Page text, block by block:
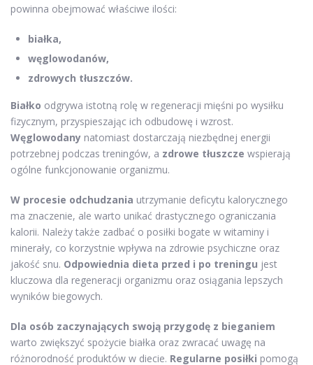
powinna obejmować właściwe ilości:
białka,
węglowodanów,
zdrowych tłuszczów.
Białko odgrywa istotną rolę w regeneracji mięśni po wysiłku
fizycznym, przyspieszając ich odbudowę i wzrost.
Węglowodany natomiast dostarczają niezbędnej energii
potrzebnej podczas treningów, a zdrowe tłuszcze wspierają
ogólne funkcjonowanie organizmu.
W procesie odchudzania utrzymanie deficytu kalorycznego
ma znaczenie, ale warto unikać drastycznego ograniczania
kalorii. Należy także zadbać o posiłki bogate w witaminy i
minerały, co korzystnie wpływa na zdrowie psychiczne oraz
jakość snu. Odpowiednia dieta przed i po treningu jest
kluczowa dla regeneracji organizmu oraz osiągania lepszych
wyników biegowych.
Dla osób zaczynających swoją przygodę z bieganiem
warto zwiększyć spożycie białka oraz zwracać uwagę na
różnorodność produktów w diecie. Regularne posiłki pomogą